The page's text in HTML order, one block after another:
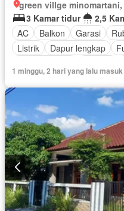
3 Kamar tidur
2,5
AC
Balkon Garasi
Listrik
Dapur lengkap
Keamanan
Telephone
Keamanan 24 jam
Air
Sebagian perabotan
1 minggu, 2 hari yang lalu